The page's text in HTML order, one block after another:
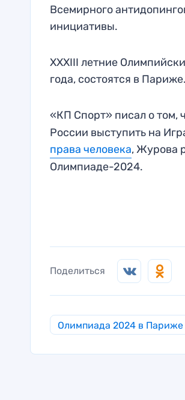
Всемирного
инициативы.
XXXIII летние
года, состоятся в Париже.
«КП Спорт» писал о том,
России выступить на
права человека, Журова
Олимпиаде-2024.
Поделиться
Олимпиада 2024 в Париже